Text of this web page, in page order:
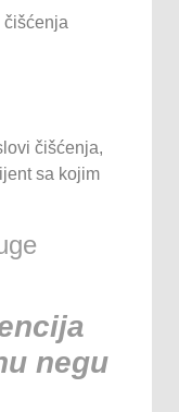
čišćenja
čišćenja,
sa kojim
negu